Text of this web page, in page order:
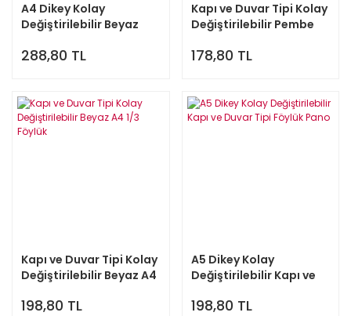
A4 Dikey Kolay
Değiştirilebilir Beyaz
Föylük Pano
288,80 TL
Kapı ve Duvar Tipi Kolay
Değiştirilebilir Pembe
Föylük
178,80 TL
Kapı ve Duvar Tipi Kolay
Değiştirilebilir Beyaz A4
198,80 TL
A5 Dikey Kolay
Değiştirilebilir Kapı ve
198,80 TL